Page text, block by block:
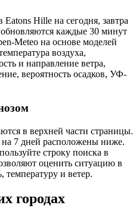
Hillе на сегодня, завтра
каждые 30 минут
Meteo на основе моделей
воздуха,
и направление ветра,
вероятность осадков, УФ-
в верхней части страницы.
7 дней расположены ниже.
строку поиска в
оценить ситуацию в
температуру и ветер.
городах